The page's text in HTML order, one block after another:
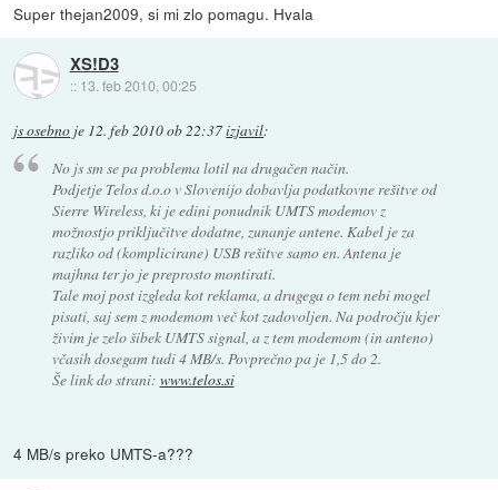
Super thejan2009, si mi zlo pomagu. Hvala
XS!D3
:: 13. feb 2010, 00:25
js osebno je 12. feb 2010 ob 22:37izjavil:
No js sm se pa problema lotil na drugačen način.
Podjetje Telos d.o.o v Slovenijo dobavlja podatkovne rešitve od
Sierre Wireless, ki je edini ponudnik UMTS modemov z
možnostjo priključitve dodatne, zunanje antene. Kabel je za
razliko od (komplicirane) USB rešitve samo en. Antena je
majhna ter jo je preprosto montirati.
Tale moj post izgleda kot reklama, a drugega o tem nebi mogel
pisati, saj sem z modemom več kot zadovoljen. Na področju kjer
živim je zelo šibek UMTS signal, a z tem modemom (in anteno)
včasih dosegam tudi 4 MB/s. Povprečno pa je 1,5 do 2.
Še link do strani: www.telos.si
4 MB/s preko UMTS-a???